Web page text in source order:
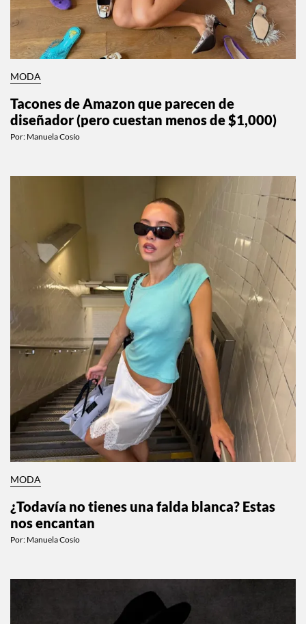
MODA
Tacones de Amazon que parecen de
diseñador (pero cuestan menos de $1,000)
Por: Manuela Cosío
MODA
¿Todavía no tienes una falda blanca? Estas
nos encantan
Por: Manuela Cosío